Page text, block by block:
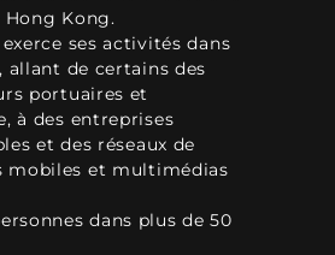
Kong.
ses activités dans
allant de certains des
portuaires et
à des entreprises
et des réseaux de
mobiles et multimédias
dans plus de 50